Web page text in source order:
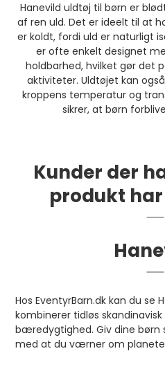
Hanevild uldtøj til børn er
af ren uld. Det er ideelt til at
er koldt, fordi uld er naturligt
er ofte enkelt designet
holdbarhed, hvilket gør det
aktiviteter. Uldtøjet kan
kroppens temperatur og
sikrer, at børn
Kunder der
produkt
Hos EventyrBarn.dk kan du se
kombinerer tidløs
bæredygtighed. Giv dine børn
med at du værner om